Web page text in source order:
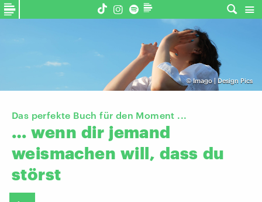
©Imago | Design Pics
Das perfekte Buch für den Moment ...
… wenn dir jemand
weismachen will, dass du
störst